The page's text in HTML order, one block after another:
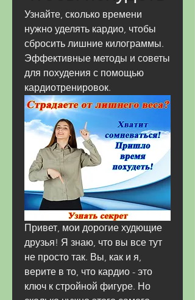
Узнайте, сколько времени
нужно уделять кардио, чтобы
сбросить лишние килограммы.
Эффективные методы и советы
для похудения с помощью
кардиотренировок.
Привет, мои дорогие худющие
друзья! Я знаю, что вы все тут
не просто так. Вы, как и я,
верите в то, что кардио - это
ключ к стройной фигуре. Но